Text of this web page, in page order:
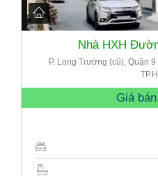
Nhà HXH
P. Long Trường (cũ), Quận
Giá bán